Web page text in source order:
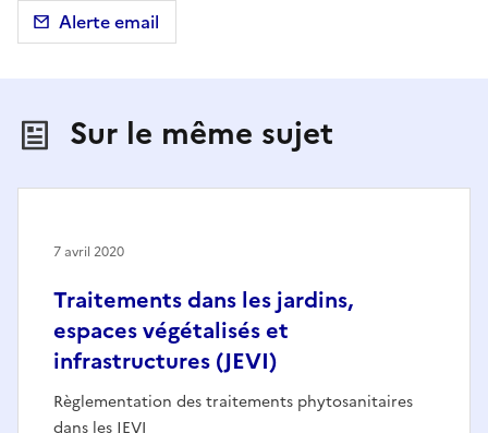
Alerte email
Sur le même sujet
Traitements dans les jardins,
espaces végétalisés et
infrastructures (JEVI)
Règlementation des traitements phytosanitaires
dans les JEVI
7 avril 2020